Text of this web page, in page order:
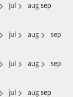
jul aug sep
jul aug
sep
jul aug
sep
jul aug sep